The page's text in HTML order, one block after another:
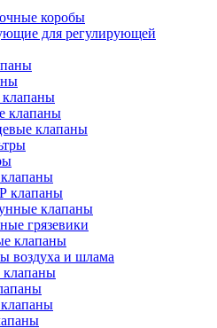
коробы
для регулирующей
клапаны
клапаны
клапаны
клапаны
клапаны
грязевики
клапаны
воздуха и шлама